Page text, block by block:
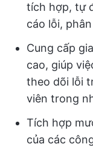
tích hợp, tự
cáo lỗi,
Cung cấp
cao, giúp
theo dõi lỗi
viên trong
Tích hợp
của các